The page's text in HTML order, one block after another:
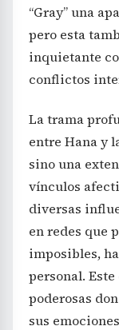
“Gray” una
pero esta
inquietante
conflictos
La trama
entre Hana y
sino una
vínculos
diversas
en redes que
imposibles,
personal.
poderosas
sus